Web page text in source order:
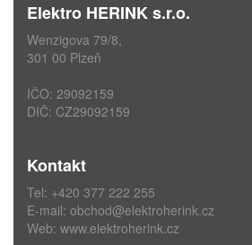
Elektro HERINK s.r.o.
Wenzigova 79/8,
301 00 Plzeň
IČO: 29092159
DIČ: CZ29092159
Kontakt
Tel: +420 377 222 255
E-mail: obchod@elektroherink.cz
Web: www.elektroherink.cz